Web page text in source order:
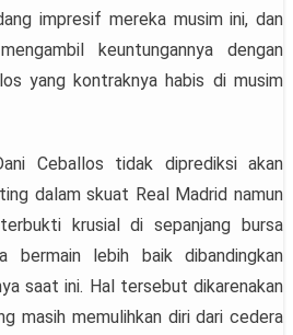
impresif mereka musim ini, dan
keuntungannya dengan
yang kontraknya habis di musim
Ceballos tidak diprediksi akan
dalam skuat Real Madrid namun
krusial di sepanjang bursa
bermain lebih baik dibandingkan
saat ini. Hal tersebut dikarenakan
masih memulihkan diri dari cedera